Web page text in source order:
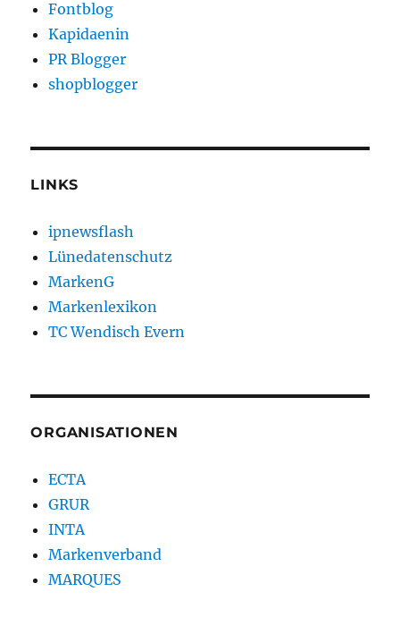
Fontblog
Kapidaenin
PR Blogger
shopblogger
LINKS
ipnewsflash
Lünedatenschutz
MarkenG
Markenlexikon
TC Wendisch Evern
ORGANISATIONEN
ECTA
GRUR
INTA
Markenverband
MARQUES